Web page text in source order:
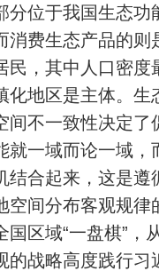
分位于我国生态功
消费生态产品的则
民，其中人口密度
化地区是主体。生
间不一致性决定了
就一域而论一域，
结合起来，这是遵
空间分布客观规律
区域“一盘棋”，
的战略高度践行习